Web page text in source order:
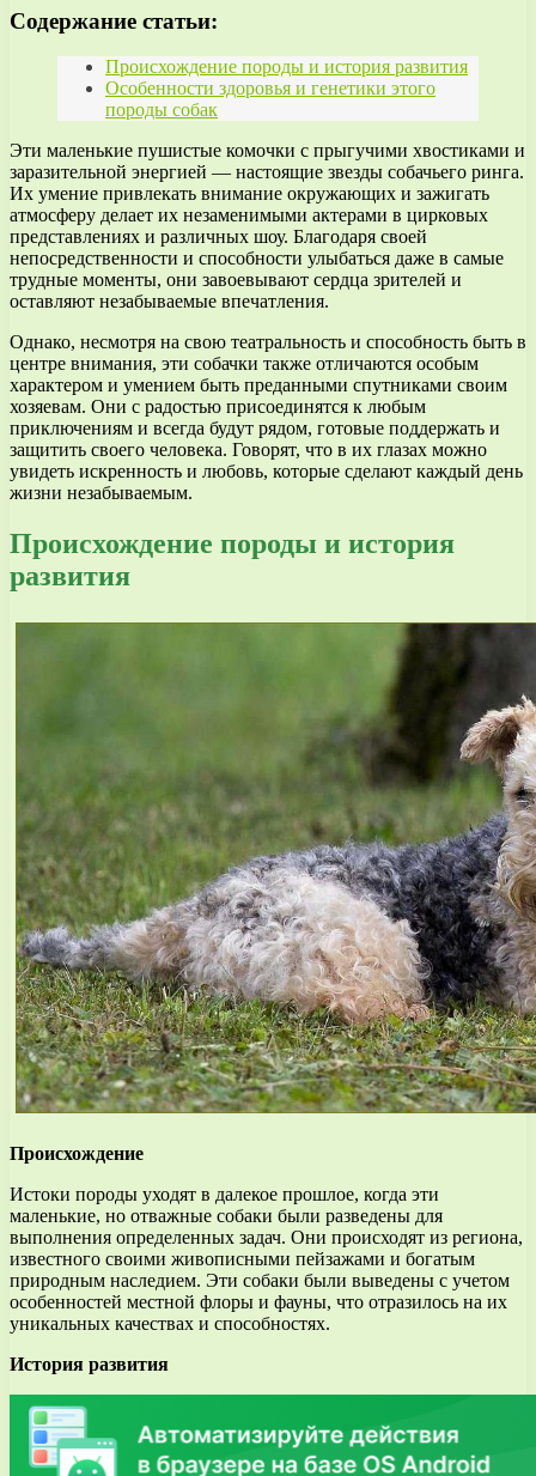
Содержание статьи:
Происхождение породы и история развития
Особенности здоровья и генетики этого
породы собак
Эти маленькие пушистые комочки с прыгучими хвостиками и
заразительной энергией — настоящие звезды собачьего ринга.
Их умение привлекать внимание окружающих и зажигать
атмосферу делает их незаменимыми актерами в цирковых
представлениях и различных шоу. Благодаря своей
непосредственности и способности улыбаться даже в самые
трудные моменты, они завоевывают сердца зрителей и
оставляют незабываемые впечатления.
Однако, несмотря на свою театральность и способность быть в
центре внимания, эти собачки также отличаются особым
характером и умением быть преданными спутниками своим
хозяевам. Они с радостью присоединятся к любым
приключениям и всегда будут рядом, готовые поддержать и
защитить своего человека. Говорят, что в их глазах можно
увидеть искренность и любовь, которые сделают каждый день
жизни незабываемым.
Происхождение породы и история
развития
Происхождение
Истоки породы уходят в далекое прошлое, когда эти
маленькие, но отважные собаки были разведены для
выполнения определенных задач. Они происходят из региона,
известного своими живописными пейзажами и богатым
природным наследием. Эти собаки были выведены с учетом
особенностей местной флоры и фауны, что отразилось на их
уникальных качествах и способностях.
История развития